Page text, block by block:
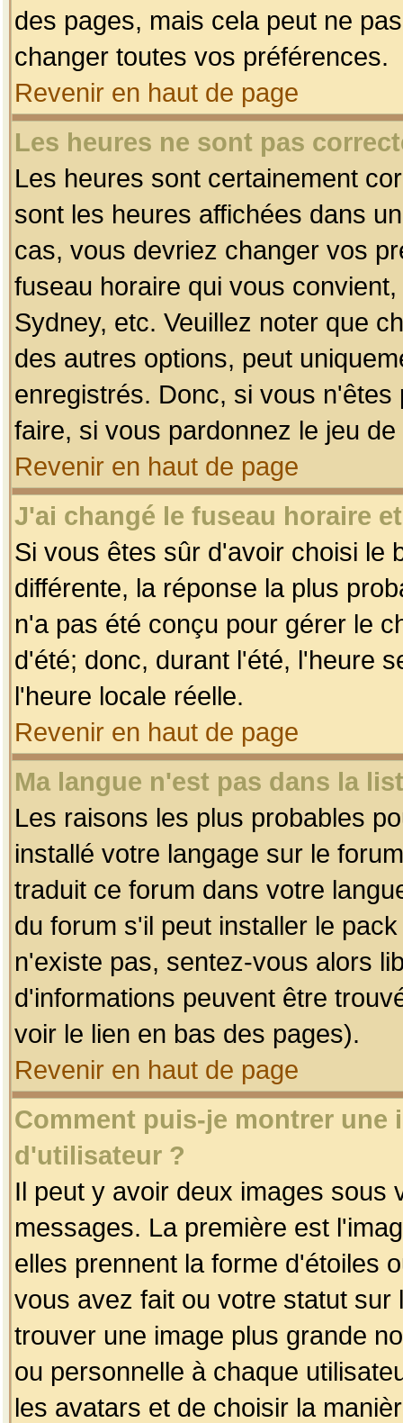
des pages, mais cela peut ne
changer toutes vos préférences.
Revenir en haut de page
Les heures ne sont pas
Les heures sont certainement
sont les heures affichées dans
cas, vous devriez changer vos
fuseau horaire qui vous
Sydney, etc. Veuillez noter que
des autres options, peut
enregistrés. Donc, si vous
faire, si vous pardonnez le jeu
Revenir en haut de page
J'ai changé le fuseau horaire
Si vous êtes sûr d'avoir choisi le
différente, la réponse la plus
n'a pas été conçu pour gérer le
d'été; donc, durant l'été, l'heure
l'heure locale réelle.
Revenir en haut de page
Ma langue n'est pas dans la
Les raisons les plus probables
installé votre langage sur le
traduit ce forum dans votre
du forum s'il peut installer le
n'existe pas, sentez-vous alors
d'informations peuvent être
voir le lien en bas des pages).
Revenir en haut de page
Comment puis-je montrer une
d'utilisateur ?
Il peut y avoir deux images sous
messages. La première est
elles prennent la forme d'étoiles
vous avez fait ou votre statut
trouver une image plus grande
ou personnelle à chaque
les avatars et de choisir la